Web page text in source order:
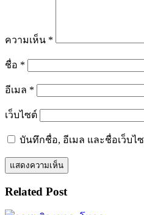
ความเห็น *
ชื่อ *
อีเมล *
เว็บไซต์
บันทึกชื่อ, อีเมล และชื่อเว็บไ
Related Post